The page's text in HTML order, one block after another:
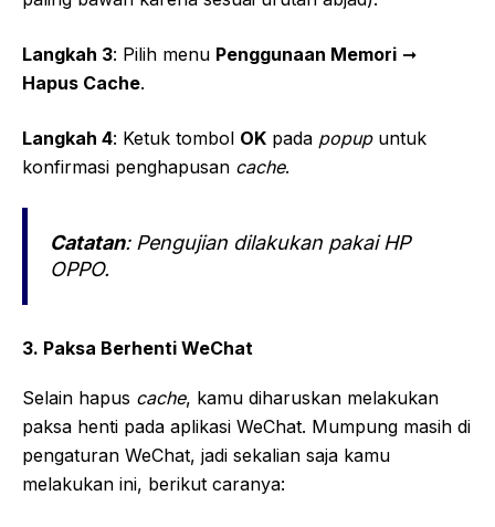
Langkah 3: Pilih menu Penggunaan Memori ➞
Hapus Cache.
Langkah 4: Ketuk tombol OK pada popupuntuk
konfirmasi penghapusan cache.
Catatan: Pengujian dilakukan pakai HP
OPPO.
3. Paksa Berhenti WeChat
Selain hapus cache, kamu diharuskan melakukan
paksa henti pada aplikasi WeChat. Mumpung masih di
pengaturan WeChat, jadi sekalian saja kamu
melakukan ini, berikut caranya: